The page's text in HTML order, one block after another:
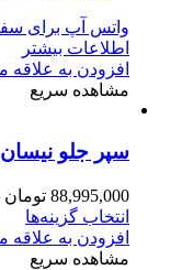
واتس آپ برای
اطلاعات بیشتر
افزودن به علاقه
مشاهده سریع
سپر جلو نیسان
88,995,000 تومان
انتخاب گزینه‌ها
افزودن به علاقه
مشاهده سریع